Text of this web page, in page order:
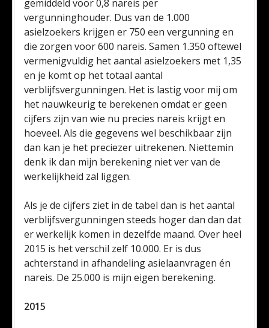
gemiddeld voor 0,8 nareis per
vergunninghouder. Dus van de 1.000
asielzoekers krijgen er 750 een vergunning en
die zorgen voor 600 nareis. Samen 1.350 oftewel
vermenigvuldig het aantal asielzoekers met 1,35
en je komt op het totaal aantal
verblijfsvergunningen. Het is lastig voor mij om
het nauwkeurig te berekenen omdat er geen
cijfers zijn van wie nu precies nareis krijgt en
hoeveel. Als die gegevens wel beschikbaar zijn
dan kan je het preciezer uitrekenen. Niettemin
denk ik dan mijn berekening niet ver van de
werkelijkheid zal liggen.
Als je de cijfers ziet in de tabel dan is het aantal
verblijfsvergunningen steeds hoger dan dan dat
er werkelijk komen in dezelfde maand. Over heel
2015 is het verschil zelf 10.000. Er is dus
achterstand in afhandeling asielaanvragen én
nareis. De 25.000 is mijn eigen berekening.
2015